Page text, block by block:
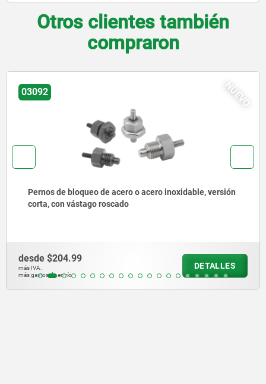
Otros clientes también
compraron
03089-20
Pernos de bloqueo de acero inoxidable para arandelas
de junta y apoyo Hygienic USIT® con botón de
desde$1,455.64
más IVA.
más gastos de envío
DETALLES